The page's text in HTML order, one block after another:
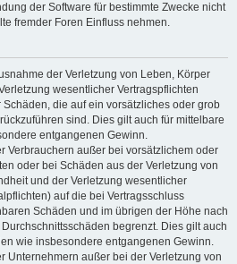
der Software für bestimmte Zwecke nicht
fremder Foren Einfluss nehmen.
der Verletzung von Leben, Körper
wesentlicher Vertragspflichten
die auf ein vorsätzliches oder grob
sind. Dies gilt auch für mittelbare
entgangenen Gewinn.
Verbrauchern außer bei vorsätzlichem oder
oder bei Schäden aus der Verletzung von
und der Verletzung wesentlicher
auf die bei Vertragsschluss
Schäden und im übrigen der Höhe nach
begrenzt. Dies gilt auch
wie insbesondere entgangenen Gewinn.
Unternehmern außer bei der Verletzung von